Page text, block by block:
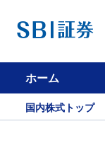
ホーム
国内株式トップ